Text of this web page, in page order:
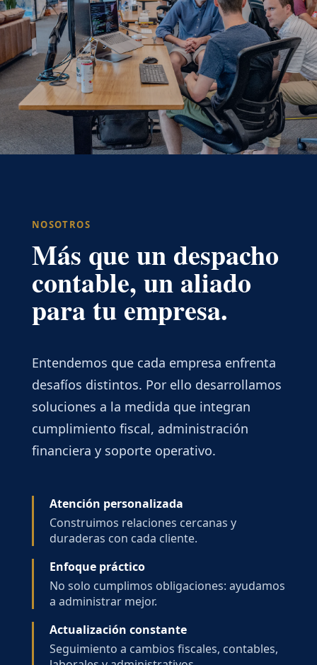
NOSOTROS
Más que un despacho
contable, un aliado
para tu empresa.
Entendemos que cada empresa enfrenta
desafíos distintos. Por ello desarrollamos
soluciones a la medida que integran
cumplimiento fiscal, administración
financiera y soporte operativo.
Atención personalizada
Construimos relaciones cercanas y
duraderas con cada cliente.
Enfoque práctico
No solo cumplimos obligaciones: ayudamos
a administrar mejor.
Actualización constante
Seguimiento a cambios fiscales, contables,